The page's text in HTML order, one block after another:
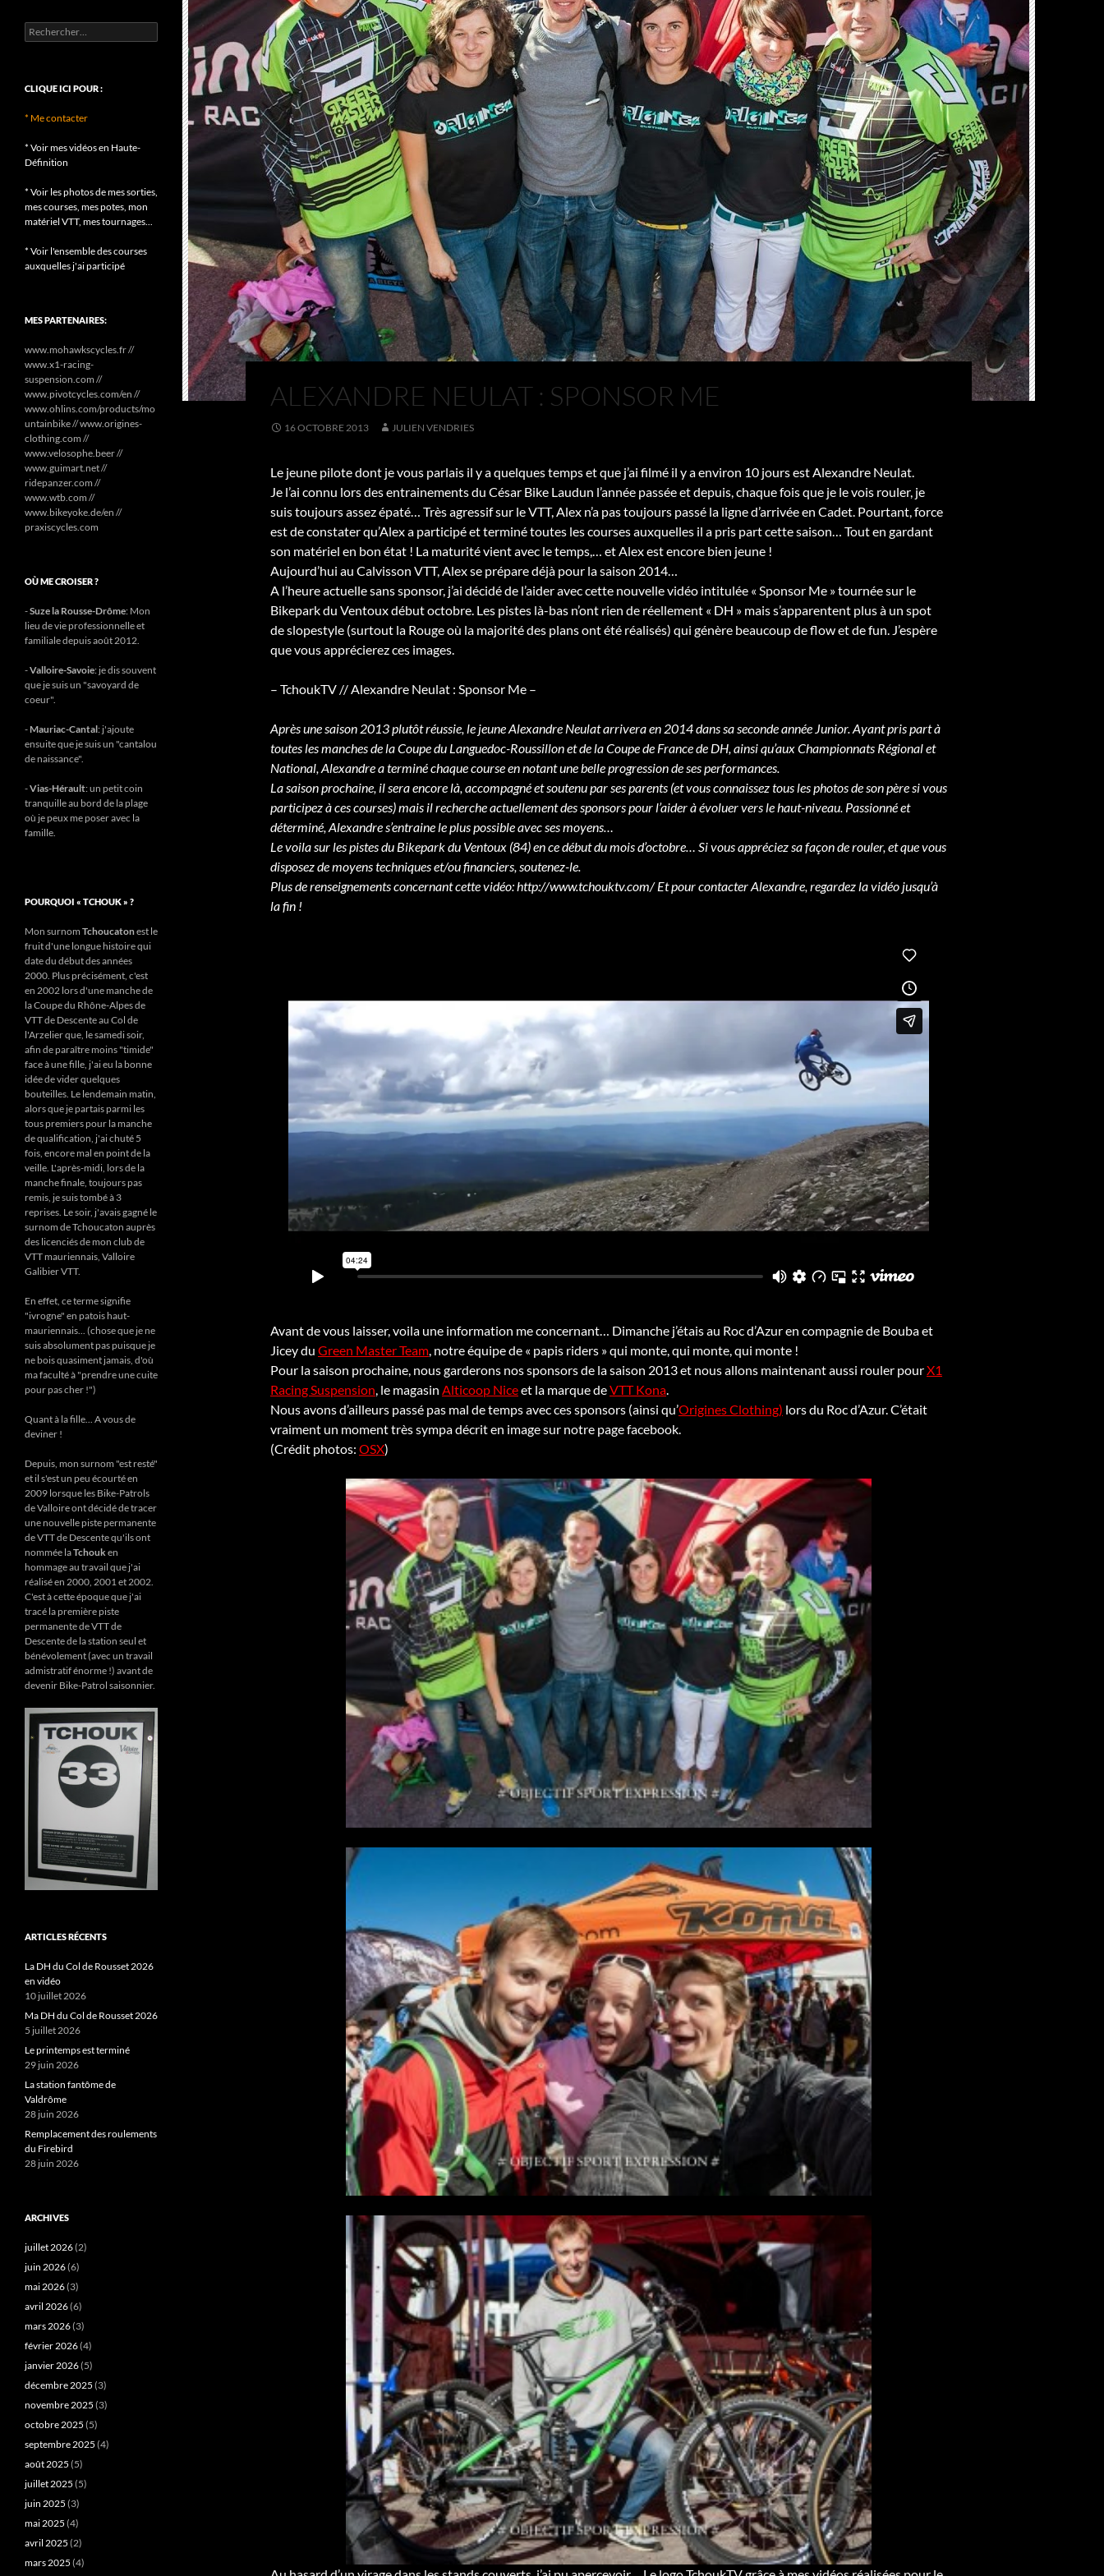
ALEXANDRE NEULAT : SPONSOR ME
16 OCTOBRE 2013 JULIEN VENDRIES
Le jeune pilote dont je vous parlais il y a quelques temps et que j’ai filmé il y a environ 10 jours est Alexandre Neulat.
Je l’ai connu lors des entrainements du César Bike Laudun l’année passée et depuis, chaque fois que je le vois rouler, je
suis toujours assez épaté… Très agressif sur le VTT, Alex n’a pas toujours passé la ligne d’arrivée en Cadet. Pourtant, force
est de constater qu’Alex a participé et terminé toutes les courses auxquelles il a pris part cette saison… Tout en gardant
son matériel en bon état ! La maturité vient avec le temps,… et Alex est encore bien jeune !
Aujourd’hui au Calvisson VTT, Alex se prépare déjà pour la saison 2014…
A l’heure actuelle sans sponsor, j’ai décidé de l’aider avec cette nouvelle vidéo intitulée « Sponsor Me » tournée sur le
Bikepark du Ventoux début octobre. Les pistes là-bas n’ont rien de réellement « DH » mais s’apparentent plus à un spot
de slopestyle (surtout la Rouge où la majorité des plans ont été réalisés) qui génère beaucoup de flow et de fun. J’espère
que vous apprécierez ces images.
– TchoukTV // Alexandre Neulat : Sponsor Me –
Après une saison 2013 plutôt réussie, le jeune Alexandre Neulat arrivera en 2014 dans sa seconde année Junior. Ayant pris part à
toutes les manches de la Coupe du Languedoc-Roussillon et de la Coupe de France de DH, ainsi qu’aux Championnats Régional et
National, Alexandre a terminé chaque course en notant une belle progression de ses performances.
La saison prochaine, il sera encore là, accompagné et soutenu par ses parents (et vous connaissez tous les photos de son père si vous
participez à ces courses) mais il recherche actuellement des sponsors pour l’aider à évoluer vers le haut-niveau. Passionné et
déterminé, Alexandre s’entraine le plus possible avec ses moyens…
Le voila sur les pistes du Bikepark du Ventoux (84) en ce début du mois d’octobre… Si vous appréciez sa façon de rouler, et que vous
disposez de moyens techniques et/ou financiers, soutenez-le.
Plus de renseignements concernant cette vidéo: http://www.tchouktv.com/ Et pour contacter Alexandre, regardez la vidéo jusqu’à
la fin !
Avant de vous laisser, voila une information me concernant… Dimanche j’étais au Roc d’Azur en compagnie de Bouba et
Jicey du Green Master Team, notre équipe de « papis riders » qui monte, qui monte, qui monte !
Pour la saison prochaine, nous garderons nos sponsors de la saison 2013 et nous allons maintenant aussi rouler pourX1
Racing Suspension, le magasin Alticoop Niceet la marque deVTT Kona.
Nous avons d’ailleurs passé pas mal de temps avec ces sponsors (ainsi qu’Origines Clothing) lors du Roc d’Azur. C’était
vraiment un moment très sympa décrit en image sur notre page facebook.
(Crédit photos: OSX)
Rechercher :
CLIQUE ICI POUR :
* Me contacter
* Voir mes vidéos en Haute-
Définition
* Voir les photos de mes sorties,
mes courses, mes potes, mon
matériel VTT, mes tournages...
* Voir l'ensemble des courses
auxquelles j'ai participé
MES PARTENAIRES:
www.mohawkscycles.fr //
www.x1-racing-
suspension.com //
www.pivotcycles.com/en //
www.ohlins.com/products/mo
untainbike // www.origines-
clothing.com //
www.velosophe.beer //
www.guimart.net //
ridepanzer.com //
www.wtb.com //
www.bikeyoke.de/en //
praxiscycles.com
OÙ ME CROISER ?
-Suze la Rousse-Drôme: Mon
lieu de vie professionnelle et
familiale depuis août 2012.
-Valloire-Savoie: je dis souvent
que je suis un "savoyard de
coeur".
- Mauriac-Cantal: j'ajoute
ensuite que je suis un "cantalou
de naissance".
-Vias-Hérault: un petit coin
tranquille au bord de la plage
où je peux me poser avec la
famille.
POURQUOI « TCHOUK » ?
Mon surnom Tchoucatonest le
fruit d'une longue histoire qui
date du début des années
2000. Plus précisément, c'est
en 2002 lors d'une manche de
la Coupe du Rhône-Alpes de
VTT de Descente au Col de
l'Arzelier que, le samedi soir,
afin de paraître moins "timide"
face à une fille, j'ai eu la bonne
idée de vider quelques
bouteilles. Le lendemain matin,
alors que je partais parmi les
tous premiers pour la manche
de qualification, j'ai chuté 5
fois, encore mal en point de la
veille. L'après-midi, lors de la
manche finale, toujours pas
remis, je suis tombé à 3
reprises. Le soir, j'avais gagné le
surnom de Tchoucaton auprès
des licenciés de mon club de
VTT mauriennais, Valloire
Galibier VTT.
En effet, ce terme signifie
"ivrogne" en patois haut-
mauriennais... (chose que je ne
suis absolument pas puisque je
ne bois quasiment jamais, d'où
ma faculté à "prendre une cuite
pour pas cher !")
Quant à la fille... A vous de
deviner !
Depuis, mon surnom "est resté"
et il s'est un peu écourté en
2009 lorsque les Bike-Patrols
de Valloire ont décidé de tracer
une nouvelle piste permanente
de VTT de Descente qu'ils ont
nommée laTchouken
hommage au travail que j'ai
réalisé en 2000, 2001 et 2002.
C'est à cette époque que j'ai
tracé la première piste
permanente de VTT de
Descente de la station seul et
bénévolement (avec un travail
admistratif énorme !) avant de
devenir Bike-Patrol saisonnier.
ARTICLES RÉCENTS
La DH du Col de Rousset 2026
en vidéo
10 juillet 2026
Ma DH du Col de Rousset 2026
5 juillet 2026
Le printemps est terminé
29 juin 2026
La station fantôme de
Valdrôme
28 juin 2026
Remplacement des roulements
du Firebird
28 juin 2026
ARCHIVES
juillet 2026(2)
juin 2026(6)
mai 2026(3)
avril 2026(6)
mars 2026(3)
février 2026(4)
janvier 2026(5)
décembre 2025 (3)
novembre 2025 (3)
octobre 2025 (5)
septembre 2025 (4)
août 2025 (5)
juillet 2025 (5)
juin 2025 (3)
mai 2025 (4)
avril 2025 (2)
mars 2025 (4)